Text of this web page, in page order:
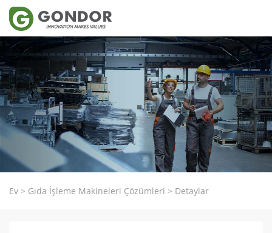
Ev > Gıda İşleme Makineleri Çözümleri > Detaylar